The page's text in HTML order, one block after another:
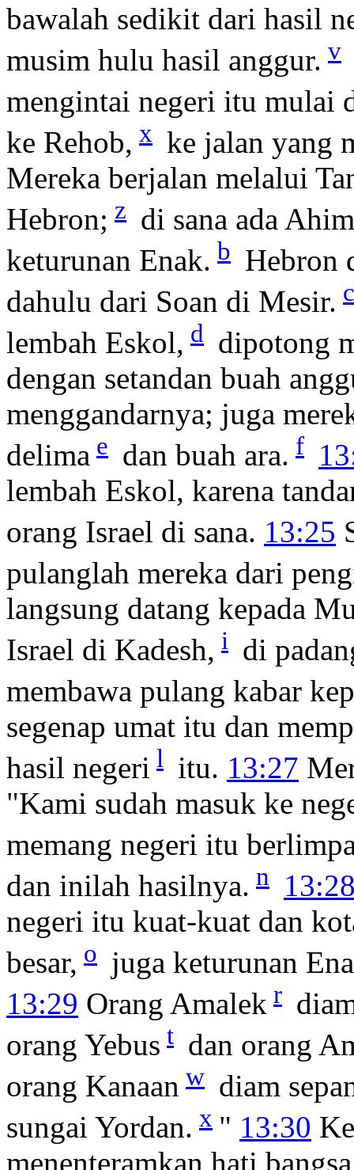
bawalah sedikit dari hasil
musim hulu hasil anggur. v
mengintai negeri itu mulai
ke Rehob, x ke jalan yang
Mereka berjalan melalui
Hebron; z di sana ada
keturunan Enak. b Hebron
dahulu dari Soan di Mesir. c
lembah Eskol, d dipotong
dengan setandan buah
menggandarnya; juga
delima e dan buah ara. f
lembah Eskol, karena
orang Israel di sana. 13:25
pulanglah mereka dari
langsung datang kepada
Israel di Kadesh, i
di
membawa pulang kabar
segenap umat itu dan
hasil negeri l itu. 13:27
"Kami sudah masuk ke
memang negeri itu
dan inilah hasilnya. n
negeri itu kuat-kuat dan
besar, o juga keturunan
13:29 Orang Amalek r
orang Yebus t dan orang
orang Kanaan w diam
sungai Yordan. x " 13:30
menenteramkan hati